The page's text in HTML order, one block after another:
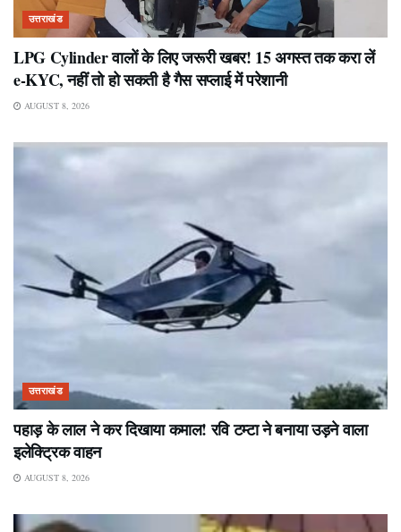
उत्तराखंड
LPG Cylinder वालों के लिए जरूरी खबर! 15 अगस्त तक करा लें
e-KYC, नहीं तो हो सकती है गैस सप्लाई में परेशानी
AUGUST 8, 2026
उत्तराखंड
पहाड़ के लाल ने कर दिखाया कमाल! रवि टम्टा ने बनाया उड़ने वाला
इलेक्ट्रिक वाहन
AUGUST 8, 2026